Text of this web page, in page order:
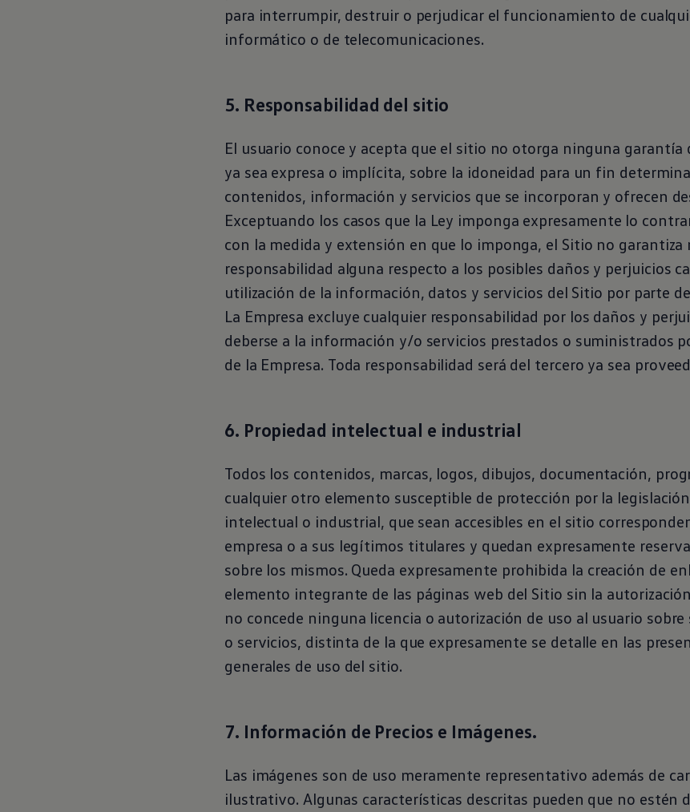
para interrumpir, destruir o perjudicar el funcionamiento de
informático o de telecomunicaciones.
5. Responsabilidad del sitio
El usuario conoce y acepta que el sitio no otorga ninguna garantía
ya sea expresa o implícita, sobre la idoneidad para un fin
contenidos, información y servicios que se incorporan y ofrecen
Exceptuando los casos que la Ley imponga expresamente lo
con la medida y extensión en que lo imponga, el Sitio no garantiza
responsabilidad alguna respecto a los posibles daños y perjuicios
utilización de la información, datos y servicios del Sitio por parte
La Empresa excluye cualquier responsabilidad por los daños y
deberse a la información y/o servicios prestados o suministrados
de la Empresa. Toda responsabilidad será del tercero ya sea
6. Propiedad intelectual e industrial
Todos los contenidos, marcas, logos, dibujos, documentación,
cualquier otro elemento susceptible de protección por la
intelectual o industrial, que sean accesibles en el sitio
empresa o a sus legítimos titulares y quedan expresamente
sobre los mismos. Queda expresamente prohibida la creación de
elemento integrante de las páginas web del Sitio sin la
no concede ninguna licencia o autorización de uso al usuario
o servicios, distinta de la que expresamente se detalle en las
generales de uso del sitio.
7. Información de Precios e Imágenes.
Las imágenes son de uso meramente representativo además de
ilustrativo. Algunas características descritas pueden que no estén